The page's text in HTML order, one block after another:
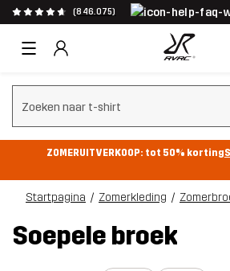
(846.075)
Zoeken wissen
ZOMERUITVERKOOP: tot 50% korting
Startpagina Zomerkleding
Soepele broek